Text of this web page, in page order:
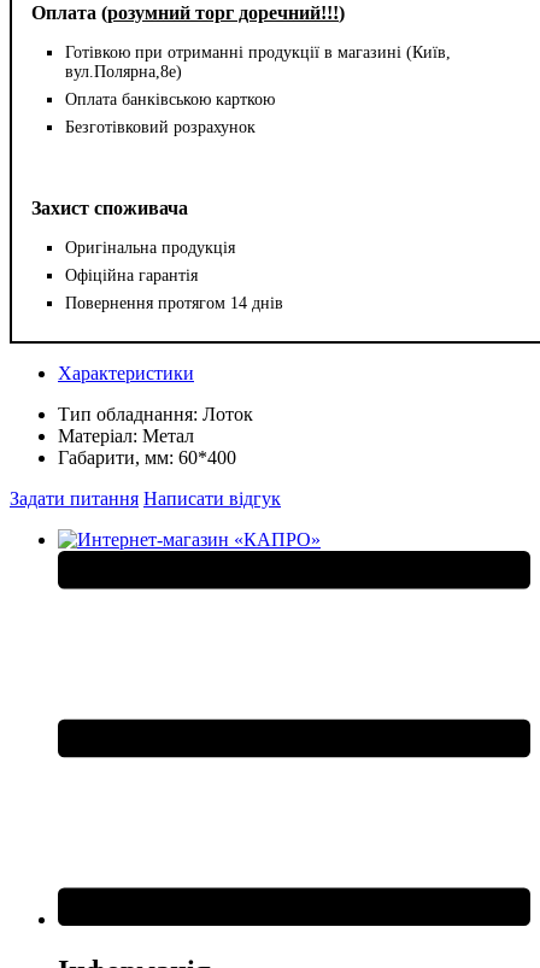
Оплата (розумний торг доречний!!!)
Готівкою при отриманні продукції в магазині (Київ,
вул.Полярна,8е)
Оплата банківською карткою
Безготівковий розрахунок
Захист споживача
Оригінальна продукція
Офіційна гарантія
Повернення протягом 14 днів
Характеристики
Тип обладнання: Лоток
Матеріал: Метал
Габарити, мм: 60*400
Задати питання Написати відгук